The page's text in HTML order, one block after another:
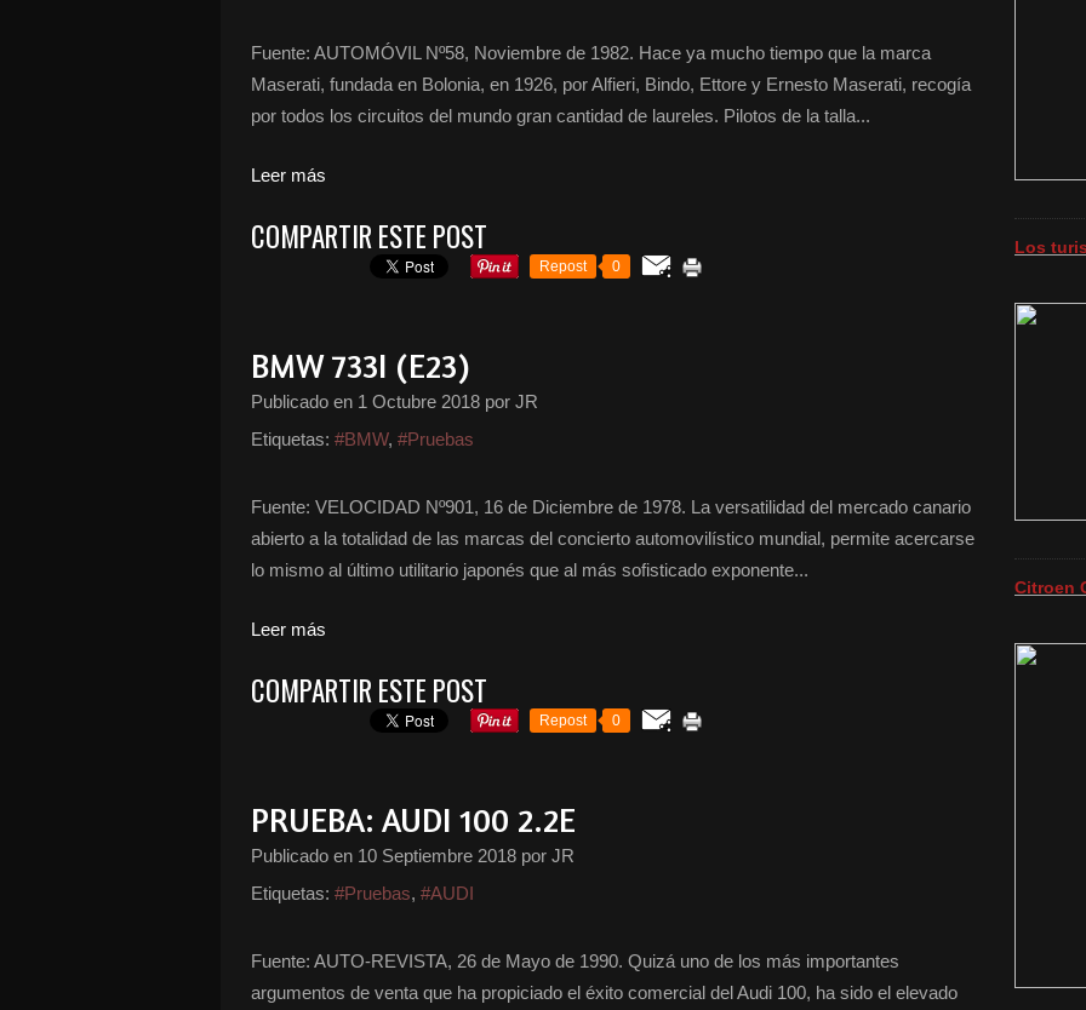
Fuente: AUTOMÓVIL Nº58, Noviembre de 1982. Hace ya mucho tiempo que la marca
Maserati, fundada en Bolonia, en 1926, por Alfieri, Bindo, Ettore y Ernesto Maserati, recogía
por todos los circuitos del mundo gran cantidad de laureles. Pilotos de la talla...
Leer más
COMPARTIR ESTE POST
Repost 0
BMW 733I (E23)
Publicado en 1 Octubre 2018 por JR
Etiquetas: #BMW, #Pruebas
Fuente: VELOCIDAD Nº901, 16 de Diciembre de 1978. La versatilidad del mercado canario
abierto a la totalidad de las marcas del concierto automovilístico mundial, permite acercarse
lo mismo al último utilitario japonés que al más sofisticado exponente...
Leer más
COMPARTIR ESTE POST
Repost 0
PRUEBA: AUDI 100 2.2E
Publicado en 10 Septiembre 2018 por JR
Etiquetas: #Pruebas, #AUDI
Fuente: AUTO-REVISTA, 26 de Mayo de 1990. Quizá uno de los más importantes
argumentos de venta que ha propiciado el éxito comercial del Audi 100, ha sido el elevado
Los
Citroen